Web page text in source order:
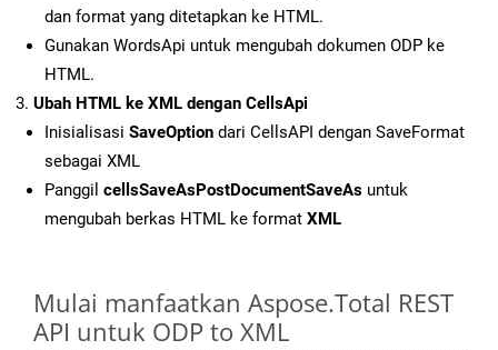
dan format yang ditetapkan ke HTML.
Gunakan WordsApi untuk mengubah dokumen ODP ke
HTML.
Ubah HTML ke XML dengan CellsApi
Inisialisasi SaveOption dari CellsAPI dengan SaveFormat
sebagai XML
Panggil cellsSaveAsPostDocumentSaveAs untuk
mengubah berkas HTML ke format XML
Mulai manfaatkan Aspose.Total REST
API untuk ODP to XML